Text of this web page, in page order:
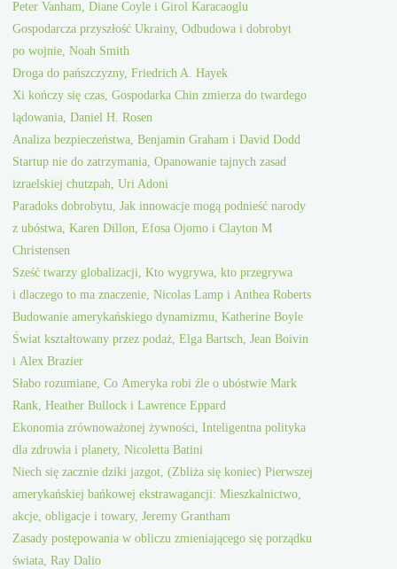
Peter Vanham, Diane Coyle i Girol Karacaoglu
Gospodarcza przyszłość Ukrainy, Odbudowa i dobrobyt
po wojnie, Noah Smith
Droga do pańszczyzny, Friedrich A. Hayek
Xi kończy się czas, Gospodarka Chin zmierza do twardego
lądowania, Daniel H. Rosen
Analiza bezpieczeństwa, Benjamin Graham i David Dodd
Startup nie do zatrzymania, Opanowanie tajnych zasad
izraelskiej chutzpah, Uri Adoni
Paradoks dobrobytu, Jak innowacje mogą podnieść narody
z ubóstwa, Karen Dillon, Efosa Ojomo i Clayton M
Christensen
Sześć twarzy globalizacji, Kto wygrywa, kto przegrywa
i dlaczego to ma znaczenie, Nicolas Lamp i Anthea Roberts
Budowanie amerykańskiego dynamizmu, Katherine Boyle
Świat kształtowany przez podaż, Elga Bartsch, Jean Boivin
i Alex Brazier
Słabo rozumiane, Co Ameryka robi źle o ubóstwie Mark
Rank, Heather Bullock i Lawrence Eppard
Ekonomia zrównoważonej żywności, Inteligentna polityka
dla zdrowia i planety, Nicoletta Batini
Niech się zacznie dziki jazgot, (Zbliża się koniec) Pierwszej
amerykańskiej bańkowej ekstrawagancji: Mieszkalnictwo,
akcje, obligacje i towary, Jeremy Grantham
Zasady postępowania w obliczu zmieniającego się porządku
świata, Ray Dalio